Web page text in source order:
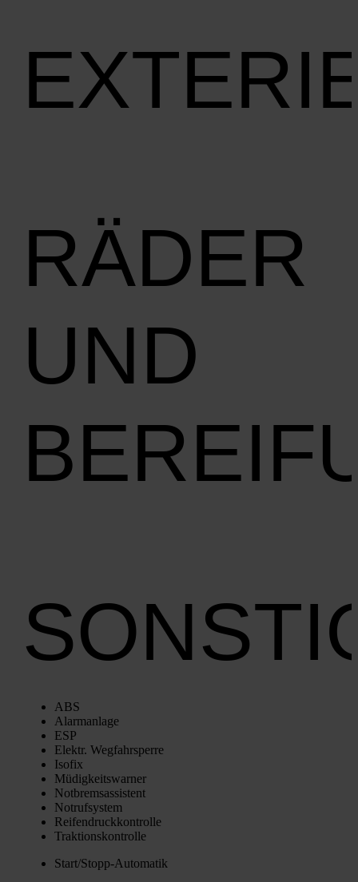
RÄDER
UND
ABS
Alarm­an­la­ge
ESP
Elektr. Weg­fahr­sper­re
Iso­fix
Müdig­keits­war­ner
Not­brems­as­sis­tent
Not­ruf­sys­tem
Rei­fen­druck­kon­trol­le
Trak­ti­ons­kon­trol­le
Star­t/­Stopp-Auto­ma­tik